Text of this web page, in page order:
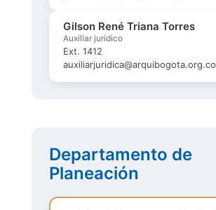
Gilson René Triana Torres
Auxiliar jurídico
Ext. 1412
auxiliarjuridica@arquibogota.org.co
Departamento de
Planeación